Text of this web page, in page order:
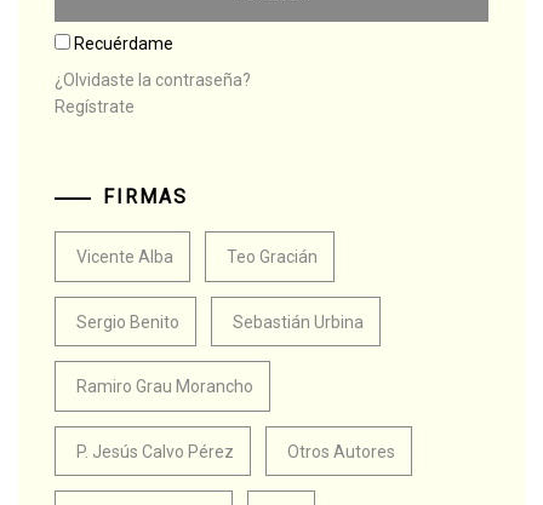
Recuérdame
¿Olvidaste la contraseña?
Regístrate
FIRMAS
Vicente Alba Teo Gracián
Sergio Benito Sebastián Urbina
Ramiro Grau Morancho
P. Jesús Calvo Pérez Otros Autores